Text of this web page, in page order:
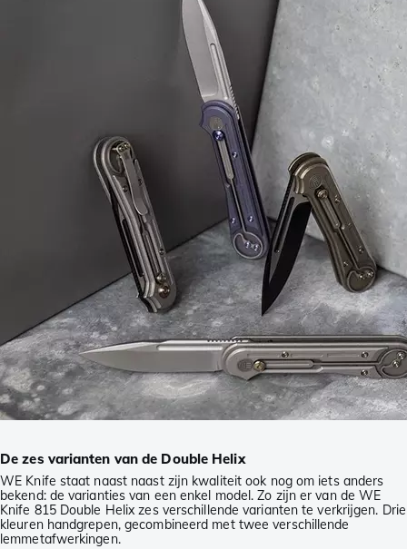
De zes varianten van de Double Helix
WE Knife staat naast naast zijn kwaliteit ook nog om iets anders
bekend: de varianties van een enkel model. Zo zijn er van de WE
Knife 815 Double Helix zes verschillende varianten te verkrijgen. Drie
kleuren handgrepen, gecombineerd met twee verschillende
lemmetafwerkingen.